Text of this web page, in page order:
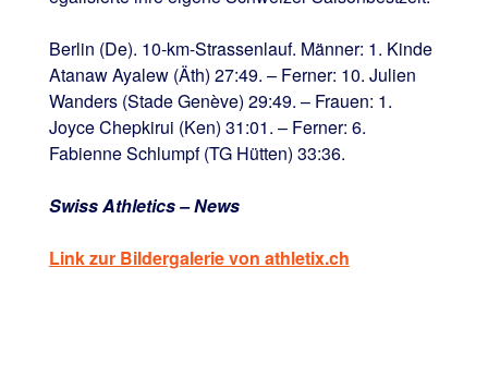
Berlin (De). 10-km-Strassenlauf. Männer: 1. Kinde
Atanaw Ayalew (Äth) 27:49. – Ferner: 10. Julien
Wanders (Stade Genève) 29:49. – Frauen: 1.
Joyce Chepkirui (Ken) 31:01. – Ferner: 6.
Fabienne Schlumpf (TG Hütten) 33:36.
Swiss Athletics – News
Link zur Bildergalerie von athletix.ch